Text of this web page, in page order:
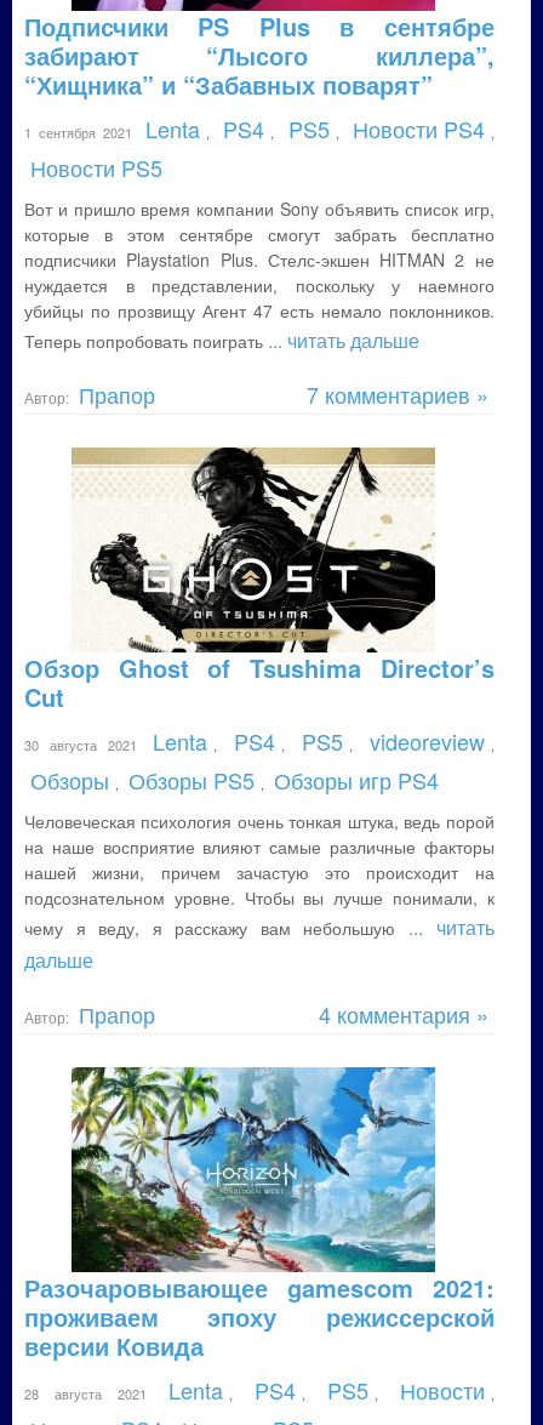
Подписчики PS Plus в сентябре
забирают “Лысого киллера”,
“Хищника” и “Забавных поварят”
1 сентября 2021 Lenta PS4 PS5 Новости PS4
Новости PS5
Вот и пришло время компании Sony объявить список игр,
которые в этом сентябре смогут забрать бесплатно
подписчики Playstation Plus. Стелс-экшен HITMAN 2 не
нуждается в представлении, поскольку у наемного
убийцы по прозвищу Агент 47 есть немало поклонников.
Теперь попробовать поиграть ... читать дальше
Автор: Прапор 7 комментариев »
Обзор Ghost of Tsushima Director’s
Cut
30 августа 2021 Lenta PS4 PS5 videoreview
Обзоры Обзоры PS5 Обзоры игр PS4
Человеческая психология очень тонкая штука, ведь порой
на наше восприятие влияют самые различные факторы
нашей жизни, причем зачастую это происходит на
подсознательном уровне. Чтобы вы лучше понимали, к
чему я веду, я расскажу вам небольшую ... читать
дальше
Автор: Прапор 4 комментария »
Разочаровывающее gamescom 2021:
проживаем эпоху режиссерской
версии Ковида
28 августа 2021 Lenta PS4 PS5 Новости